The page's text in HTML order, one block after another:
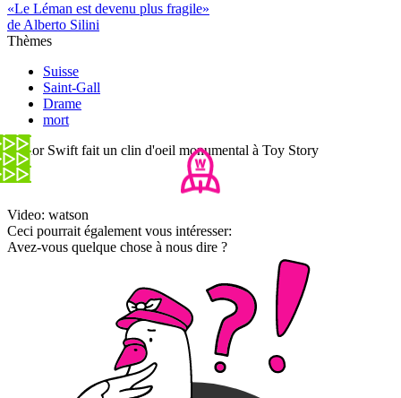
«Le Léman est devenu plus fragile»
de Alberto Silini
Thèmes
Suisse
Saint-Gall
Drame
mort
Taylor Swift fait un clin d'oeil monumental à Toy Story
Video: watson
Ceci pourrait également vous intéresser:
Avez-vous quelque chose à nous dire ?